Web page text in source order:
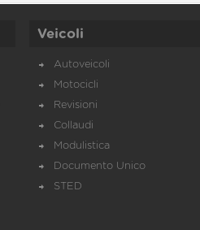
Veicoli
Autoveicoli
Motocicli
Revisioni
Collaudi
Modulistica
Documento Unico
STED